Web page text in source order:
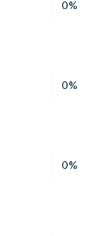
0%
0%
0%